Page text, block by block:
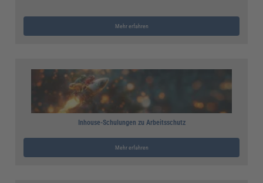
Mehr erfahren
Inhouse-Schulungen zu Arbeitsschutz
Mehr erfahren